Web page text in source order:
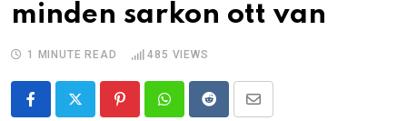
minden sarkon ott van
1 MINUTE READ 485 VIEWS
PinterestWhatsappRedditShare